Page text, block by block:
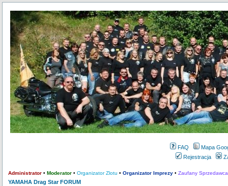
FAQ
Mapa
Rejestracja
Administrator • Moderator • Organizator Zlotu • Organizator Imprezy • Zaufany Sprzedawca
YAMAHA Drag Star FORUM